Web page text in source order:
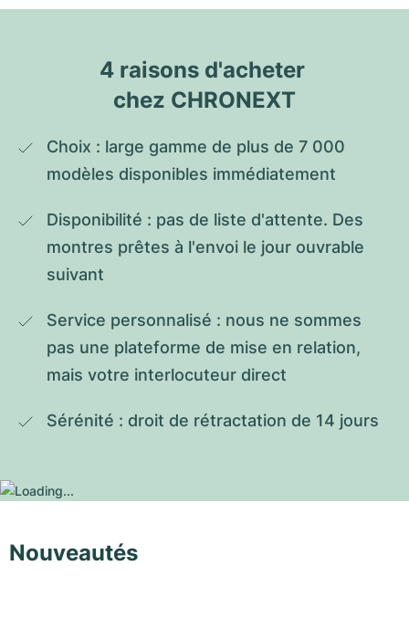
4 raisons d'acheter
chez CHRONEXT
Choix : large gamme de plus de 7 000
modèles disponibles immédiatement
Disponibilité : pas de liste d'attente. Des
montres prêtes à l'envoi le jour ouvrable
suivant
Service personnalisé : nous ne sommes
pas une plateforme de mise en relation,
mais votre interlocuteur direct
Sérénité : droit de rétractation de 14 jours
Nouveautés